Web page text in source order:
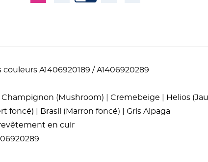
A1406920189 / A1406920289
(Mushroom) | Cremebeige | Helios
foncé) | Brasil (Marron foncé) | Gris Alpaga
en cuir